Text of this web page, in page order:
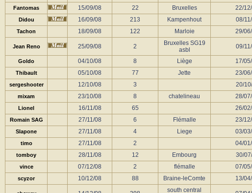
Fantomas 15/09/08 22 Bruxelles 22/
Didou 16/09/08 213 Kampenhout 08/
Tachon 18/09/08 122 Marloie 29/
Jean Reno 25/09/08 2
Bruxelles SG19
asbl
09/
Goldo 04/10/08 8 Liège 17/
Thibault 05/10/08 77 Jette 23/
sergeshooter 12/10/08 3 20/
mixam 23/10/08 8 chatelineau 28/
Lionel 16/11/08 65 26/
Romain SAG 27/11/08 6 Flémalle 23/
Slapone 27/11/08 4 Liege 03/
timo 27/11/08 2 04/
tomboy 28/11/08 12 Embourg 30/
vince 07/12/08 2 flémalle 07/
scyzor 10/12/08 88 Braine-leComte 13/
south central